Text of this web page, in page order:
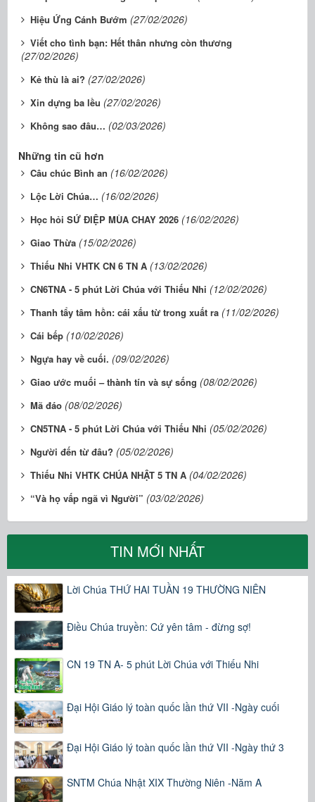
Hiệu Ứng Cánh Bướm (27/02/2026)
Viết cho tình bạn: Hết thân nhưng còn thương
(27/02/2026)
Kẻ thù là ai? (27/02/2026)
Xin dựng ba lều (27/02/2026)
Không sao đâu… (02/03/2026)
Những tin cũ hơn
Câu chúc Bình an (16/02/2026)
Lộc Lời Chúa… (16/02/2026)
Học hỏi SỨ ĐIỆP MÙA CHAY 2026 (16/02/2026)
Giao Thừa (15/02/2026)
Thiếu Nhi VHTK CN 6 TN A (13/02/2026)
CN6TNA - 5 phút Lời Chúa với Thiếu Nhi (12/02/2026)
Thanh tẩy tâm hồn: cái xấu từ trong xuất ra (11/02/2026)
Cái bếp (10/02/2026)
Ngựa hay về cuối. (09/02/2026)
Giao ước muối – thành tín và sự sống (08/02/2026)
Mã đáo (08/02/2026)
CN5TNA - 5 phút Lời Chúa với Thiếu Nhi (05/02/2026)
Người đến từ đâu? (05/02/2026)
​​​​​​​Thiếu Nhi VHTK CHÚA NHẬT 5 TN A (04/02/2026)
“Và họ vấp ngã vì Người” (03/02/2026)
TIN MỚI NHẤT
Lời Chúa THỨ HAI TUẦN 19 THƯỜNG NIÊN
Điều Chúa truyền: Cứ yên tâm - đừng sợ!
CN 19 TN A- 5 phút Lời Chúa với Thiếu Nhi
Đại Hội Giáo lý toàn quốc lần thứ VII -Ngày cuối
Đại Hội Giáo lý toàn quốc lần thứ VII -Ngày thứ 3
SNTM Chúa Nhật XIX Thường Niên -Năm A